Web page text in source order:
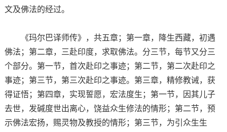
文及佛法的经过。
《玛尔巴译师传》，共五章；第一章，降生西藏，初遇
佛法；第二章，三赴印度，求取佛法。分三节，每节又分三
个部分。第一节，首次赴印之事迹；第二节，第二次赴印之
事迹；第三节，第三次赴印之事迹。第三章，精修教诫，获
得证悟；第四章，实现誓愿，宏法度生；第一节，因其儿子
去世，发碱度世出离心，饶益众生修法的情形；第二节，预
示佛法宏扬，赐灵物及教授的情形；第三节，为引众生生